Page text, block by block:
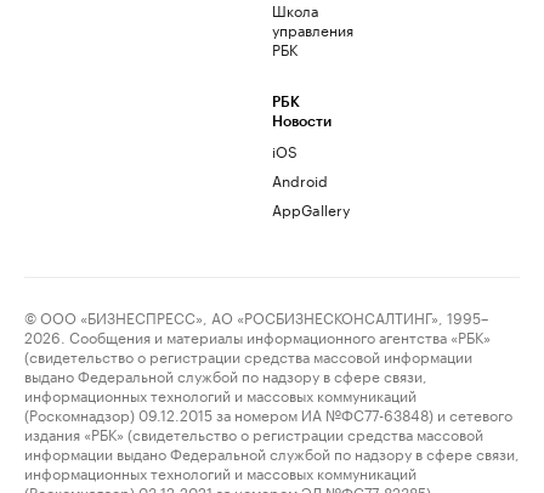
Школа
управления
РБК
РБК
Новости
iOS
Android
AppGallery
© ООО «БИЗНЕСПРЕСС», АО «РОСБИЗНЕСКОНСАЛТИНГ», 1995–
2026. Сообщения и материалы информационного агентства «РБК»
(свидетельство о регистрации средства массовой информации
выдано Федеральной службой по надзору в сфере связи,
информационных технологий и массовых коммуникаций
(Роскомнадзор) 09.12.2015 за номером ИА №ФС77-63848) и сетевого
издания «РБК» (свидетельство о регистрации средства массовой
информации выдано Федеральной службой по надзору в сфере связи,
информационных технологий и массовых коммуникаций